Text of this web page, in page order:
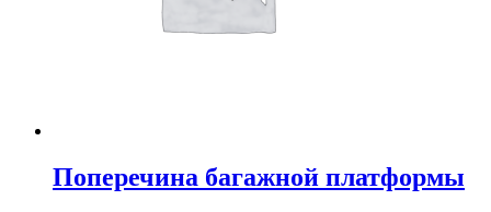
Поперечина багажной платформы